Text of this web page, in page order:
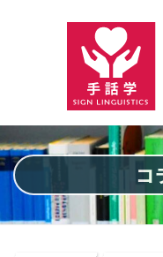
ッ
プ
移
動
コ